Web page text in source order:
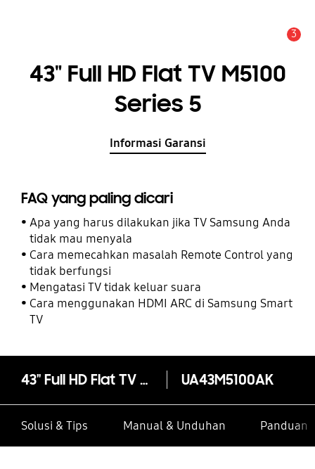
3
43" Full HD Flat TV M5100
Series 5
Informasi Garansi
FAQ yang paling dicari
Apa yang harus dilakukan jika TV Samsung Anda
tidak mau menyala
Cara memecahkan masalah Remote Control yang
tidak berfungsi
Mengatasi TV tidak keluar suara
Cara menggunakan HDMI ARC di Samsung Smart
TV
43" Full HD Flat TV M5100 Series 5 UA43M5100AK
Solusi & Tips Manual & Unduhan Panduan